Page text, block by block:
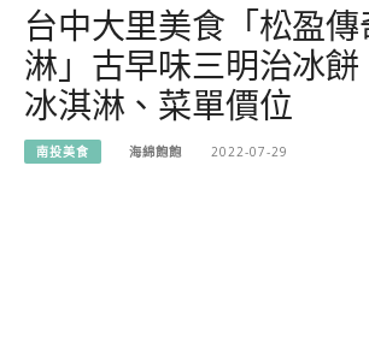
台中大里美食「松盈
淋」古早味三明治冰餅
冰淇淋、菜單價位
南投美食 海綿飽飽 2022-07-29